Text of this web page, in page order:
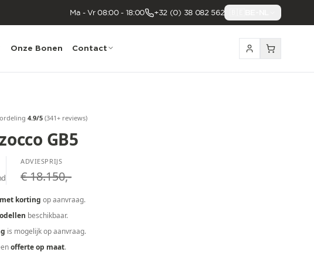
Ma - Vr 08:00 - 18:00 +32 (0) 38 082 562
Onze Bonen Contact
4.9/5 (341+ reviews)
GB5
ADVIESPRIJS
€ 18.150,-
met korting op aanvraag.
beschikbaar.
is mogelijk op aanvraag.
offerte op maat.